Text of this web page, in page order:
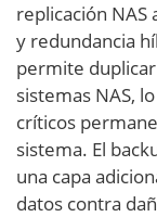
replicación NAS
y redundancia
permite
sistemas NAS,
críticos
sistema. El
una capa
datos contra